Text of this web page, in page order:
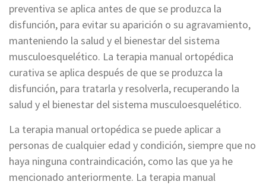
preventiva se aplica antes de que se produzca la
disfunción, para evitar su aparición o su agravamiento,
manteniendo la salud y el bienestar del sistema
musculoesquelético. La terapia manual ortopédica
curativa se aplica después de que se produzca la
disfunción, para tratarla y resolverla, recuperando la
salud y el bienestar del sistema musculoesquelético.
La terapia manual ortopédica se puede aplicar a
personas de cualquier edad y condición, siempre que no
haya ninguna contraindicación, como las que ya he
mencionado anteriormente. La terapia manual